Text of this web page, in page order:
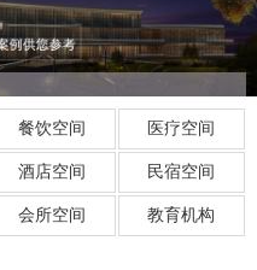
餐饮空间 医疗空间
酒店空间 民宿空间
会所空间 教育机构